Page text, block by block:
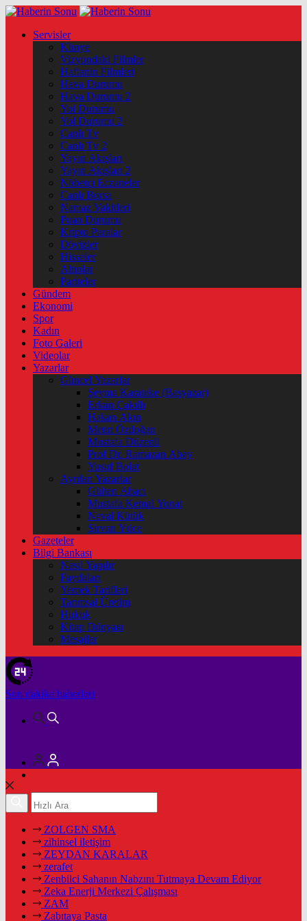
Servisler
Künye
Vizyondaki Filmler
Haftanin Filmleri
Hava Durumu
Hava Durumu 2
Yol Durumu
Yol Durumu 2
Canlı Tv
Canlı Tv 2
Yayın Akışları
Yayın Akışları 2
Nöbetçi Eczaneler
Canlı Borsa
Namaz Vakitleri
Puan Durumu
Kripto Paralar
Dövizler
Hisseler
Altınlar
Pariteler
Gündem
Ekonomi
Spor
Kadın
Foto Galeri
Videolar
Yazarlar
Güncel Yazarlar
Şeyma Karateke (Başyazar)
Erkan Çakıllı
Hakan Akın
Metin Özdoğan
Mustafa Düzenli
Prof Dr. Ramazan Abay
Yusuf Bolat
Ayrılan Yazarlar
Gülten Abacı
Mustafa Kemal Yonat
Neval Kütük
Şirvan Yüce
Gazeteler
Bilgi Bankası
Nasıl Yapılır
Faydaları
Yemek Tarifleri
Tarımsal Üretim
Hukuk
Kitap Dünyası
Mesajlar
Son dakika haberleri
ZOLGEN SMA
zihinsel iletişim
ZEYDAN KARALAR
zerafet
Zenbilci Sahanın Nabzını Tutmaya Devam Ediyor
Zeka Enerji Merkezi Çalışması
ZAM
Zabıtaya Pasta